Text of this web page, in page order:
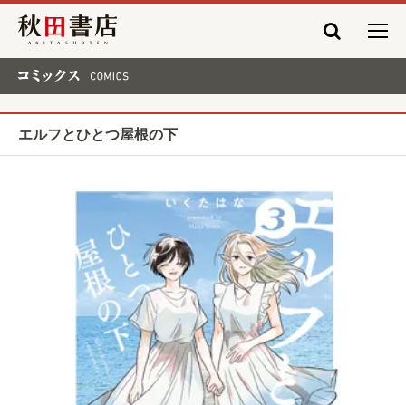
秋田書店
エルフとひとつ屋根の下